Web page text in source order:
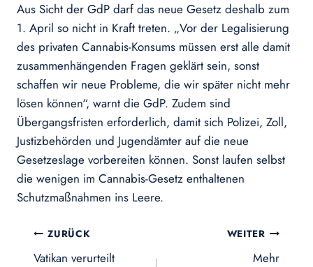
Aus Sicht der GdP darf das neue Gesetz deshalb zum
1. April so nicht in Kraft treten. „Vor der Legalisierung
des privaten Cannabis-Konsums müssen erst alle damit
zusammenhängenden Fragen geklärt sein, sonst
schaffen wir neue Probleme, die wir später nicht mehr
lösen können“, warnt die GdP. Zudem sind
Übergangsfristen erforderlich, damit sich Polizei, Zoll,
Justizbehörden und Jugendämter auf die neue
Gesetzeslage vorbereiten können. Sonst laufen selbst
die wenigen im Cannabis-Gesetz enthaltenen
Schutzmaßnahmen ins Leere.
Beitragsnavigation
ZURÜCK
Vatikan verurteilt
WEITER
Mehr